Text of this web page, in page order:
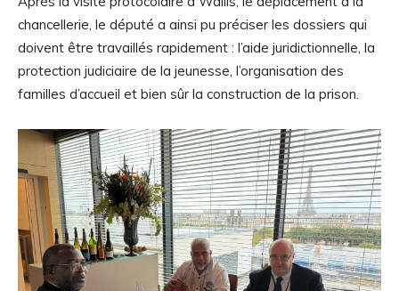
chancellerie, le député a ainsi pu préciser les dossiers qui
doivent être travaillés rapidement : l’aide juridictionnelle, la
protection judiciaire de la jeunesse, l’organisation des
familles d’accueil et bien sûr la construction de la prison.